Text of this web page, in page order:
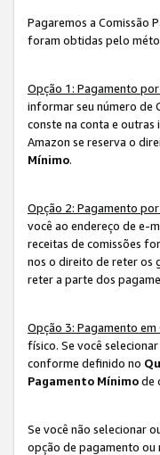
Pagaremos a Comissão
foram obtidas pelo
Opção 1: Pagamento
informar seu número de
conste na conta e outras
Amazon se reserva o
Mínimo.
Opção 2: Pagamento
você ao endereço de e-
receitas de comissões
nos o direito de reter os
reter a parte dos
Opção 3: Pagamento em
físico. Se você
conforme definido no
Pagamento Mínimode
Se você não selecionar
opção de pagamento ou